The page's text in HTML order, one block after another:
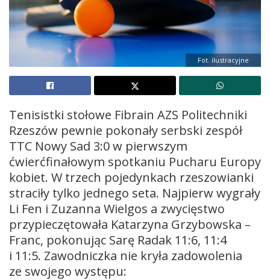
Fot. ilustracyjne
Tenisistki stołowe Fibrain AZS Politechniki
Rzeszów pewnie pokonały serbski zespół
TTC Nowy Sad 3:0 w pierwszym
ćwierćfinałowym spotkaniu Pucharu Europy
kobiet. W trzech pojedynkach rzeszowianki
straciły tylko jednego seta. Najpierw wygrały
Li Fen i Zuzanna Wielgos a zwycięstwo
przypieczętowała Katarzyna Grzybowska –
Franc, pokonując Sarę Radak 11:6, 11:4
i 11:5. Zawodniczka nie kryła zadowolenia
ze swojego występu: